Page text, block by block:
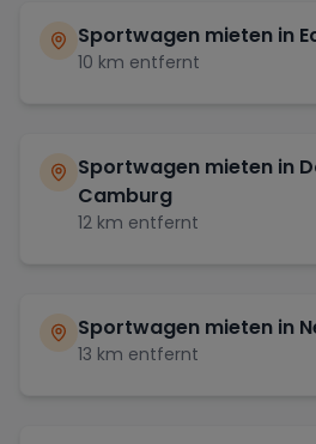
Sportwagen mieten in
10 km entfernt
Sportwagen mieten in
Camburg
12 km entfernt
Sportwagen mieten in
13 km entfernt